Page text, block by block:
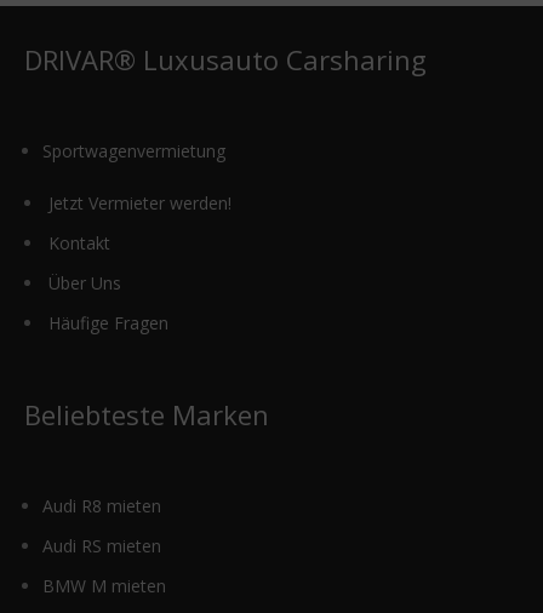
DRIVAR® Luxusauto Carsharing
Sportwagenvermietung
Jetzt Vermieter werden!
Kontakt
Über Uns
Häufige Fragen
Beliebteste Marken
Audi R8 mieten
Audi RS mieten
BMW M mieten